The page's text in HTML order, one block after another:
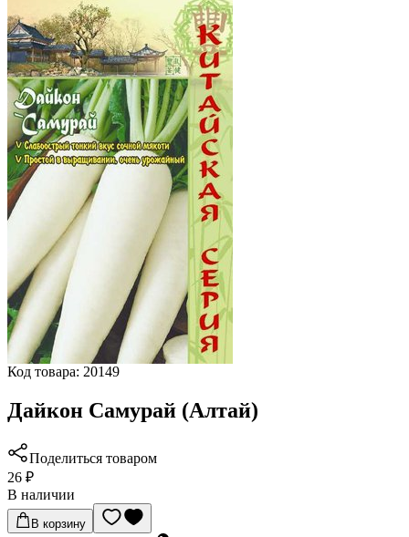
Код товара: 20149
Дайкон Самурай (Алтай)
Поделиться товаром
26 ₽
В наличии
В корзину